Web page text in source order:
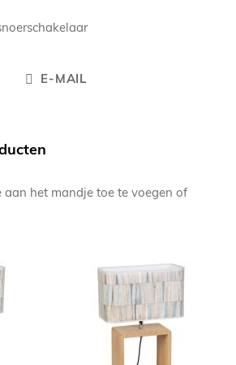
E-MAIL
aan het mandje toe te voegen of